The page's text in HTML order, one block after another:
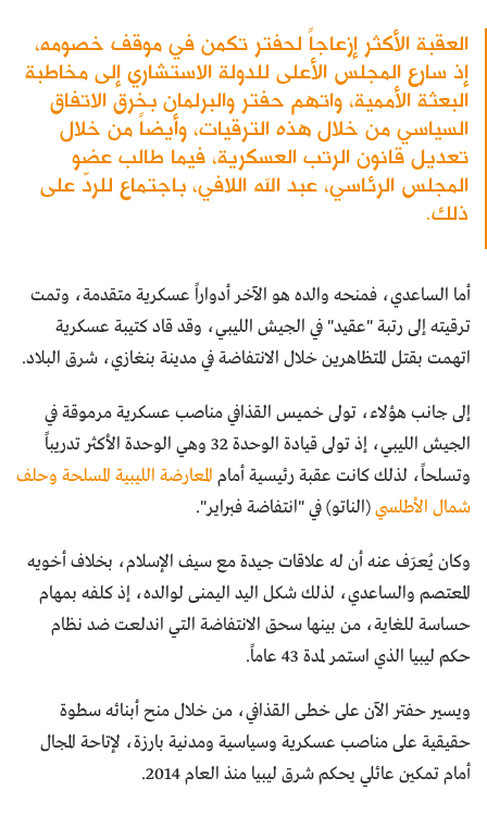
العقبة الأكثر إزعاجاً لحفتر تكمن في موقف خصومه،
إذ سارع المجلس الأعلى للدولة الاستشاري إلى مخاطبة
البعثة الأممية، واتهم حفتر والبرلمان بخرق الاتفاق
السياسي من خلال هذه الترقيات، وأيضاً من خلال
تعديل قانون الرتب العسكرية، فيما طالب عضو
المجلس الرئاسي، عبد الله اللافي، باجتماع للردّ على
ذلك.
أما الساعدي، فمنحه والده هو الآخر أدواراً عسكرية متقدمة، وتمت
ترقيته إلى رتبة "عقيد" في الجيش الليبي، وقد قاد كتيبة عسكرية
اتهمت بقتل المتظاهرين خلال الانتفاضة في مدينة بنغازي، شرق البلاد.
إلى جانب هؤلاء، تولى خميس القذافي مناصب عسكرية مرموقة في
الجيش الليبي، إذ تولى قيادة الوحدة 32 وهي الوحدة الأكثر تدريباً
وتسلحاً، لذلك كانت عقبة رئيسية أمام المعارضة الليبية المسلحة وحلف
شمال الأطلسي(الناتو) في "انتفاضة فبراير".
وكان يُعرَف عنه أن له علاقات جيدة مع سيف الإسلام، بخلاف أخويه
المعتصم والساعدي، لذلك شكل اليد اليمنى لوالده، إذ كلفه بمهام
حساسة للغاية، من بينها سحق الانتفاضة التي اندلعت ضد نظام
حكم ليبيا الذي استمر لمدة 43 عاماً.
ويسير حفتر الآن على خطى القذافي، من خلال منح أبنائه سطوة
حقيقية على مناصب عسكرية وسياسية ومدنية بارزة، لإتاحة المجال
أمام تمكين عائلي يحكم شرق ليبيا منذ العام 2014.